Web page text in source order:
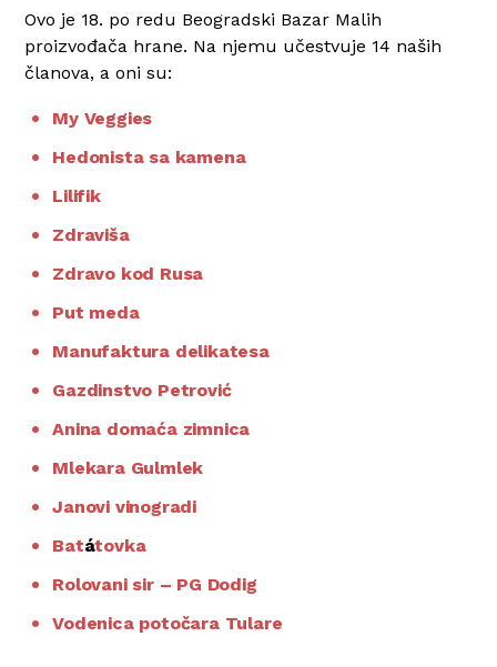
Ovo je 18. po redu Beogradski Bazar Malih
proizvođača hrane. Na njemu učestvuje 14 naših
članova, a oni su:
My Veggies
Hedonista sa kamena
Lilifik
Zdraviša
Zdravo kod Rusa
Put meda
Manufaktura delikatesa
Gazdinstvo Petrović
Anina domaća zimnica
Mlekara Gulmlek
Janovi vinogradi
Batátovka
Rolovani sir – PG Dodig
Vodenica potočara Tulare